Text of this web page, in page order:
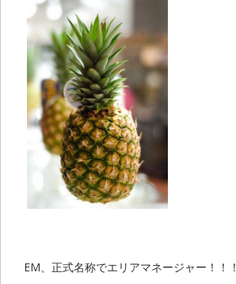
EM、正式名称でエリアマネージャー！！！